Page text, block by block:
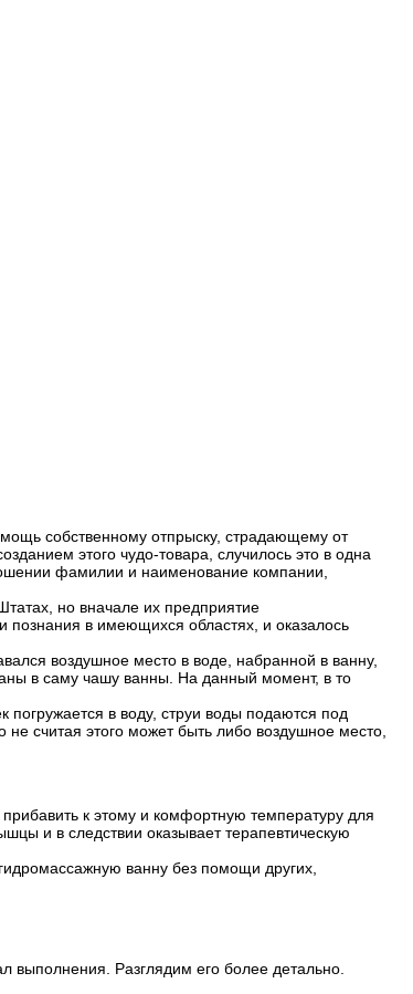
собственному отпрыску, страдающему от
этого чудо-товара, случилось это в одна
фамилии и наименование компании,
но вначале их предприятие
познания в имеющихся областях, и оказалось
воздушное место в воде, набранной в ванну,
в саму чашу ванны. На данный момент, в то
в воду, струи воды подаются под
считая этого может быть либо воздушное место,
к этому и комфортную температуру для
и в следствии оказывает терапевтическую
ванну без помощи других,
Разглядим его более детально.